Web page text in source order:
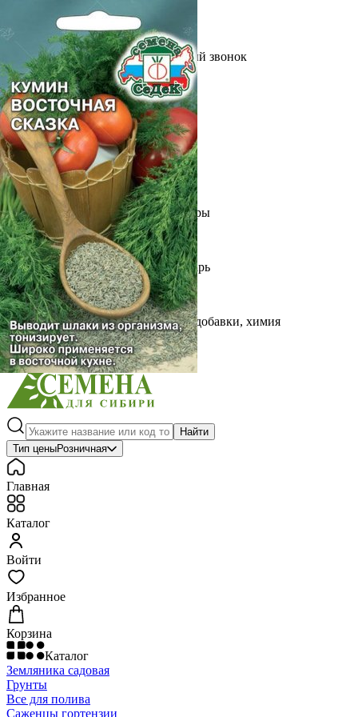
Выберите город
Обратный звонокЗаказать обратный звонок
Каталог
Семена
Грунты
Газонные травы, сидераты
Горшки, рассадники, аксессуары
Посадочный материал
Садовый инструмент, инвентарь
Консервирование
Средства защиты, удобрения, добавки, химия
Обустройство сада, декор
Найти
Тип ценыРозничная
Главная
Каталог
Войти
Избранное
Корзина
Каталог
Земляника садовая
Грунты
Все для полива
Саженцы гортензии